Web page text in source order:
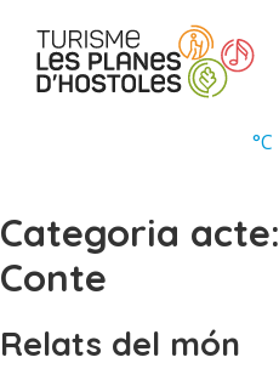
contingut
°C
Categoria acte:
Conte
Relats del món